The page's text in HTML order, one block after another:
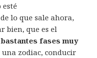
lo que sale ahora,
bien, que es el
fases muy
zodiac, conducir